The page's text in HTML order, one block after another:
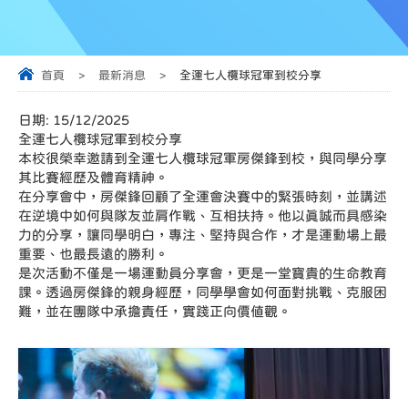
首頁 > 最新消息 > 全運七人欖球冠軍到校分享
日期: 15/12/2025
全運七人欖球冠軍到校分享
本校很榮幸邀請到全運七人欖球冠軍房傑鋒到校，與同學分享
其比賽經歷及體育精神。
在分享會中，房傑鋒回顧了全運會決賽中的緊張時刻，並講述
在逆境中如何與隊友並肩作戰、互相扶持。他以真誠而具感染
力的分享，讓同學明白，專注、堅持與合作，才是運動場上最
重要、也最長遠的勝利。
是次活動不僅是一場運動員分享會，更是一堂寶貴的生命教育
課。透過房傑鋒的親身經歷，同學學會如何面對挑戰、克服困
難，並在團隊中承擔責任，實踐正向價值觀。